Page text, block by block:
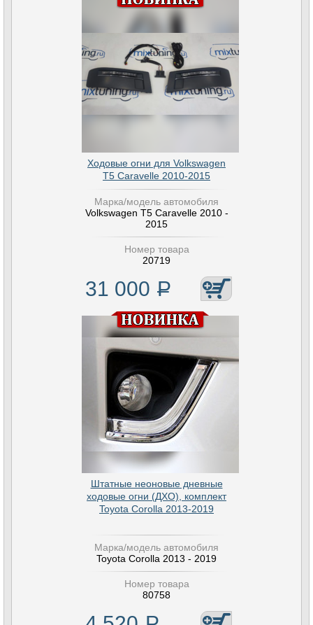
Ходовые огни для Volkswagen
T5 Caravelle 2010-2015
Марка/модель автомобиля
Volkswagen T5 Caravelle 2010 -
2015
Номер товара
20719
31 000 Р
Штатные неоновые дневные
ходовые огни (ДХО), комплект
Toyota Corolla 2013-2019
Марка/модель автомобиля
Toyota Corolla 2013 - 2019
Номер товара
80758